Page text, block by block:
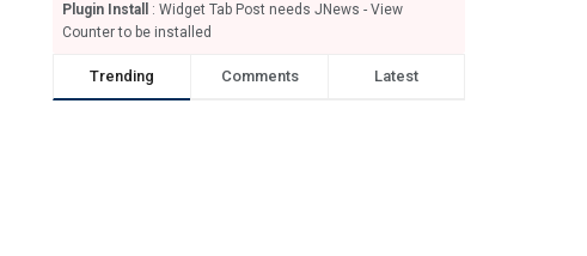
Plugin Install
: Widget Tab Post needs JNews - View
Counter to be installed
Trending Comments Latest